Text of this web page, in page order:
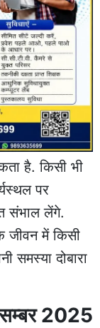
है. किसी भी
पर
संभाल लेंगे.
जीवन में किसी
समस्या दोबारा
2025